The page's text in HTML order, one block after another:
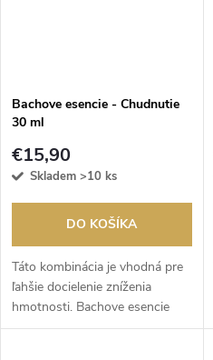
Bachove esencie - Chudnutie
30 ml
€15,90
Skladem >10 ks
DO KOŠÍKA
Táto kombinácia je vhodná pre
ľahšie docielenie zníženia
hmotnosti. Bachove esencie
miešané na mieru pre ľahšie